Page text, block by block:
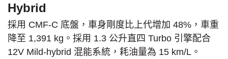
Hybrid
採用 CMF-C 底盤，車身剛度比上代增加 48%，車重
降至 1,391 kg。採用 1.3 公升直四 Turbo 引擎配合
12V Mild-hybrid 混能系統，耗油量為 15 km/L。